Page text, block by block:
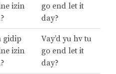
izin
go end let it
day?
gidip
izin
Vay’d yu hv tu
go end let it
day?